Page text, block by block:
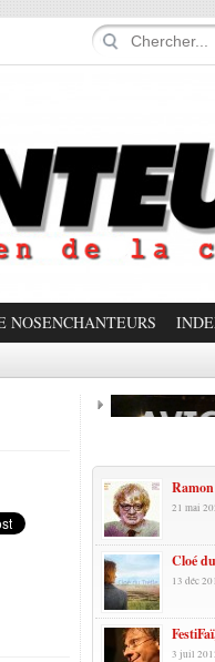
NOSENCHANTEURS
21 mai
Cloé
13 déc
3 juil